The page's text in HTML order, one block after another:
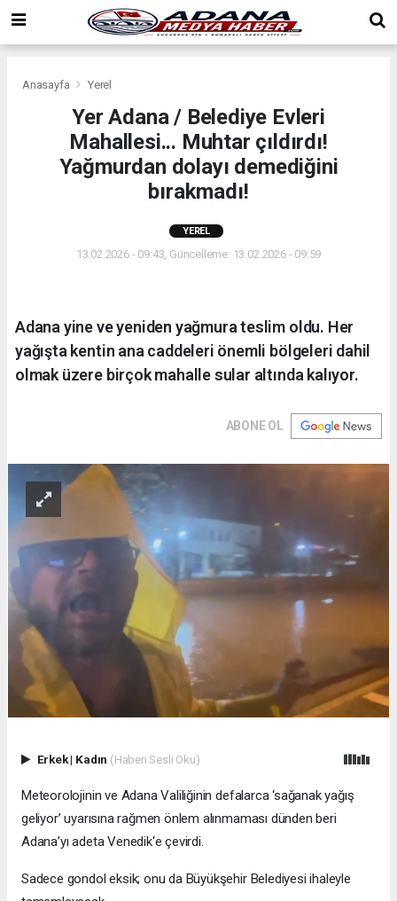
Anasayfa Yerel
Yer Adana / Belediye Evleri
Mahallesi... Muhtar çıldırdı!
Yağmurdan dolayı demediğini
bırakmadı!
YEREL
13.02.2026 - 09:43, Güncelleme: 13.02.2026 - 09:59
Adana yine ve yeniden yağmura teslim oldu. Her
yağışta kentin ana caddeleri önemli bölgeleri dahil
olmak üzere birçok mahalle sular altında kalıyor.
ABONE OL
Erkek| Kadın (Haberi Sesli Oku)
Meteorolojinin ve Adana Valiliğinin defalarca ‘sağanak yağış
geliyor’ uyarısına rağmen önlem alınmaması dünden beri
Adana’yı adeta Venedik‘e çevirdi.
Sadece gondol eksik; onu da Büyükşehir Belediyesi ihaleyle